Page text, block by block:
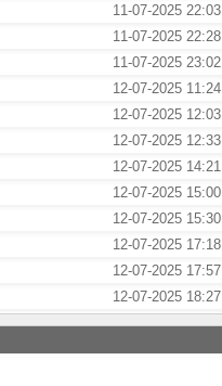
11-07-2025 22:03
11-07-2025 22:28
11-07-2025 23:02
12-07-2025 11:24
12-07-2025 12:03
12-07-2025 12:33
12-07-2025 14:21
12-07-2025 15:00
12-07-2025 15:30
12-07-2025 17:18
12-07-2025 17:57
12-07-2025 18:27